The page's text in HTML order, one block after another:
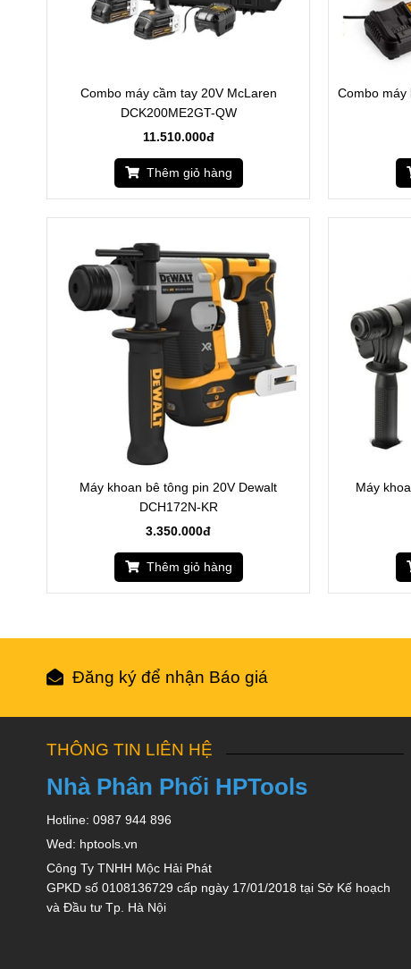
Combo máy cầm tay 20V McLaren
DCK200ME2GT-QW
11.510.000đ
Thêm giỏ hàng
Combo máy
Máy khoan bê tông pin 20V Dewalt
DCH172N-KR
3.350.000đ
Thêm giỏ hàng
Máy
Đăng ký để nhận Báo giá
THÔNG TIN LIÊN HỆ
Nhà Phân Phối HPTools
Hotline: 0987 944 896
Wed: hptools.vn
Công Ty TNHH Mộc Hải Phát
GPKD số 0108136729 cấp ngày 17/01/2018 tại Sở Kế hoạch
và Đầu tư Tp. Hà Nội